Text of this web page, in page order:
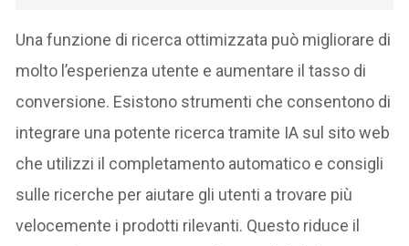
Una funzione di ricerca ottimizzata può migliorare di
molto l’esperienza utente e aumentare il tasso di
conversione. Esistono strumenti che consentono di
integrare una potente ricerca tramite IA sul sito web
che utilizzi il completamento automatico e consigli
sulle ricerche per aiutare gli utenti a trovare più
velocemente i prodotti rilevanti. Questo riduce il